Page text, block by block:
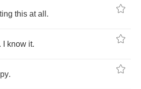
this at all .
know it.
.